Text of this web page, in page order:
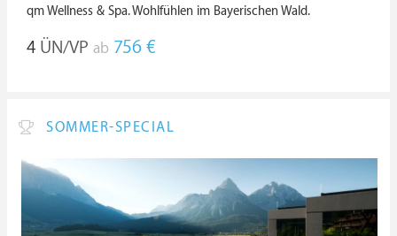
qm Wellness & Spa. Wohlfühlen im Bayerischen Wald.
4 ÜN/VP ab 756 €
SOMMER-SPECIAL